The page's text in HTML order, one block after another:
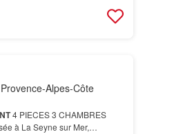
Alpes-Côte
4 PIECES 3 CHAMBRES
à La Seyne sur Mer,